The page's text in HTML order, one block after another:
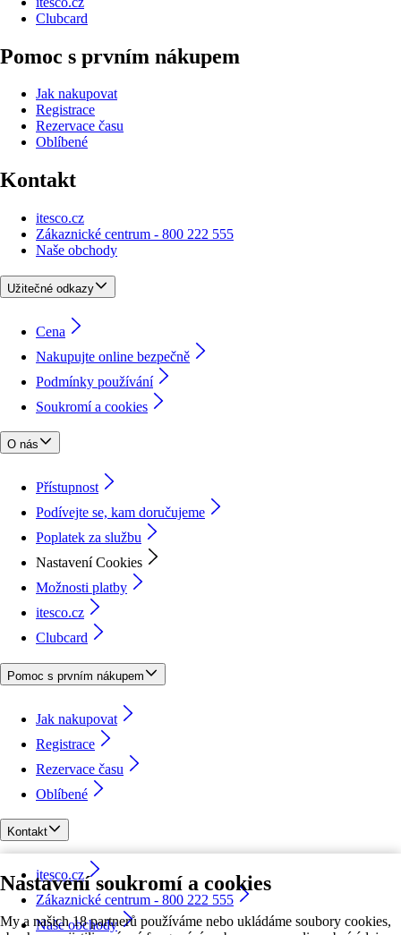
Nastavení soukromí a cookies
My a našich 18 partnerů používáme nebo ukládáme soubory cookies,
Clubcard
Pomoc s prvním nákupem
Jak nakupovat
Registrace
Rezervace času
Oblíbené
Kontakt
itesco.cz
Zákaznické centrum - 800 222 555
Naše obchody
Užitečné odkazy
Cena
Nakupujte online bezpečně
Podmínky používání
Soukromí a cookies
O nás
Přístupnost
Podívejte se, kam doručujeme
Poplatek za službu
Nastavení Cookies
Možnosti platby
itesco.cz
Clubcard
Pomoc s prvním nákupem
Jak nakupovat
Registrace
Rezervace času
Oblíbené
Kontakt
itesco.cz
Zákaznické centrum - 800 222 555
Naše obchody